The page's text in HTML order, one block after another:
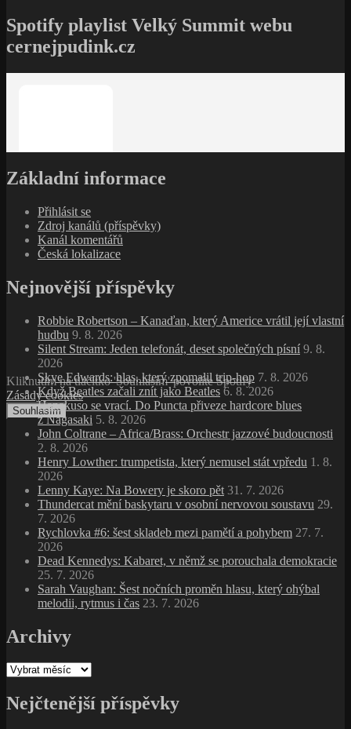
Spotify playlist Velký Summit webu
cernejpudink.cz
Kliknutím na tlačítko 'Souhlasím' povolíte Spotify
Zásady cookies
Souhlasím
Základní informace
Přihlásit se
Zdroj kanálů (příspěvky)
Kanál komentářů
Česká lokalizace
Nejnovější příspěvky
Robbie Robertson – Kanaďan, který Americe vrátil její vlastní
hudbu 9. 8. 2026
Silent Stream: Jeden telefonát, deset společných písní 9. 8.
2026
Skye Edwards: hlas, který zpomalil trip‑hop 7. 8. 2026
Když Beatles začali znít jako Beatles 6. 8. 2026
Hanakuso se vrací. Do Puncta přiveze hardcore blues
z Nagasaki 5. 8. 2026
John Coltrane – Africa/Brass: Orchestr jazzové budoucnosti
2. 8. 2026
Henry Lowther: trumpetista, který nemusel stát vpředu 1. 8.
2026
Lenny Kaye: Na Bowery je skoro pět 31. 7. 2026
Thundercat mění baskytaru v osobní nervovou soustavu 29.
7. 2026
Rychlovka #6: šest skladeb mezi pamětí a pohybem 27. 7.
2026
Dead Kennedys: Kabaret, v němž se porouchala demokracie
25. 7. 2026
Sarah Vaughan: Šest nočních proměn hlasu, který ohýbal
melodii, rytmus i čas 23. 7. 2026
Archivy
Archivy
Nejčtenější příspěvky